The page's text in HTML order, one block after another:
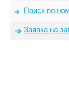
Поиск по
Заявка на